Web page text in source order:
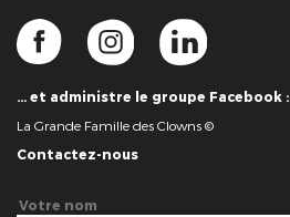
… et administre le groupe Facebook :
La Grande Famille des Clowns ©
Contactez-nous